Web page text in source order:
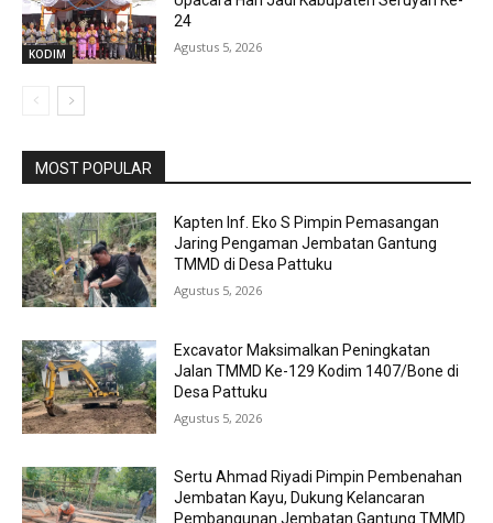
KODIM
24
Agustus 5, 2026
MOST POPULAR
Kapten Inf. Eko S Pimpin Pemasangan
Jaring Pengaman Jembatan Gantung
TMMD di Desa Pattuku
Agustus 5, 2026
Excavator Maksimalkan Peningkatan
Jalan TMMD Ke-129 Kodim 1407/Bone di
Desa Pattuku
Agustus 5, 2026
Sertu Ahmad Riyadi Pimpin Pembenahan
Jembatan Kayu, Dukung Kelancaran
Pembangunan Jembatan Gantung TMMD